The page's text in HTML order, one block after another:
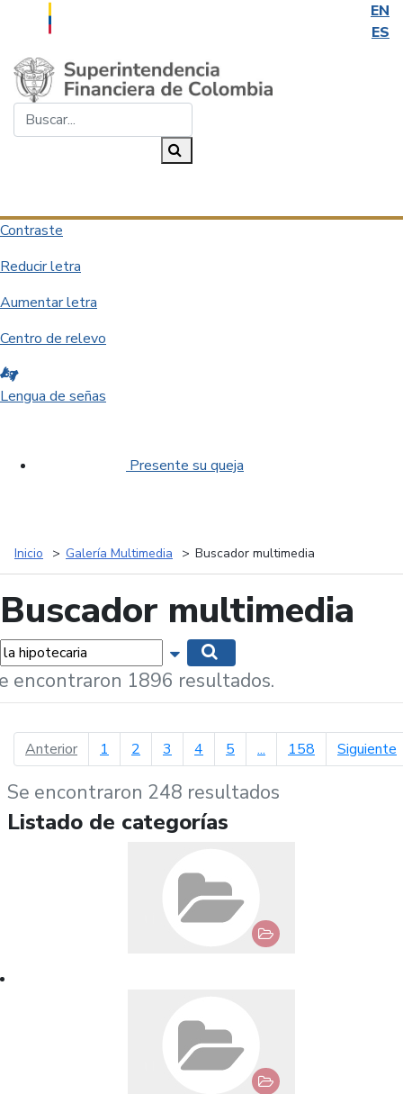
EN
ES
Saltar al contenido principal
Contraste
Reducir letra
Aumentar letra
Centro de relevo
Lengua de señas
Presente su queja
Inicio Galería Multimedia Buscador multimedia
Buscador multimedia
Mostrar opciones de búsqueda
encontraron 1896 resultados.
Anteriorpágina anterior
1 2 3 4 5 ... 158 Siguiente
Se encontraron 248 resultados
Listado de categorías